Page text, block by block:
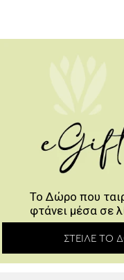
Το Δώρο που
φτάνει μέσα σε
ΣΤΕΊΛΕ ΤΟ